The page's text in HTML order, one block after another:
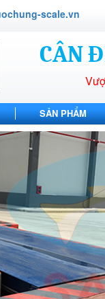
scale.vn
CÂN
SẢN PHẨM